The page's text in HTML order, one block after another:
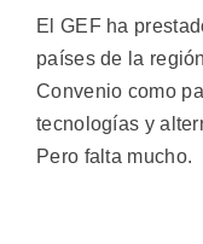
El GEF ha
países de la
Convenio como
tecnologías y
Pero falta mucho.